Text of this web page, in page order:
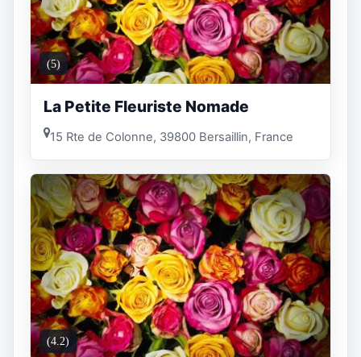
(5)
La Petite Fleuriste Nomade
15 Rte de Colonne, 39800 Bersaillin, France
(4.2)